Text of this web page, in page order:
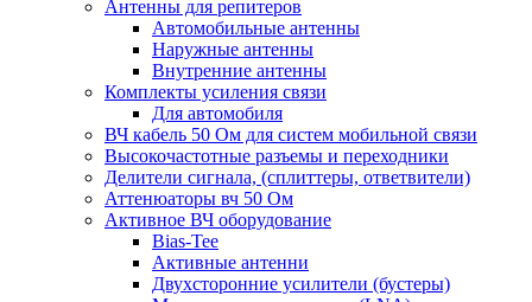
Антенны для репитеров
Автомобильные антенны
Наружные антенны
Внутренние антенны
Комплекты усиления связи
Для автомобиля
ВЧ кабель 50 Ом для систем мобильной связи
Высокочастотные разъемы и переходники
Делители сигнала, (сплиттеры, ответвители)
Аттенюаторы вч 50 Ом
Активное ВЧ оборудование
Bias-Tee
Активные антенни
Двухсторонние усилители (бустеры)